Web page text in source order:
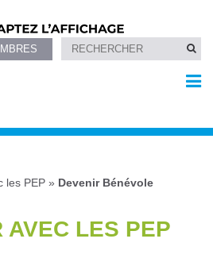
les PEP » Devenir Bénévole
AVEC LES PEP